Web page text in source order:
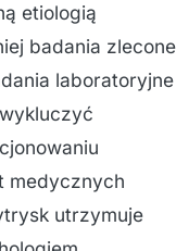
etiologią
badania zlecone
laboratoryjne
medycznych
utrzymuje